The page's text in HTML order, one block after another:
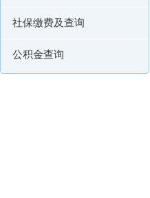
社保缴费及查询
公积金查询